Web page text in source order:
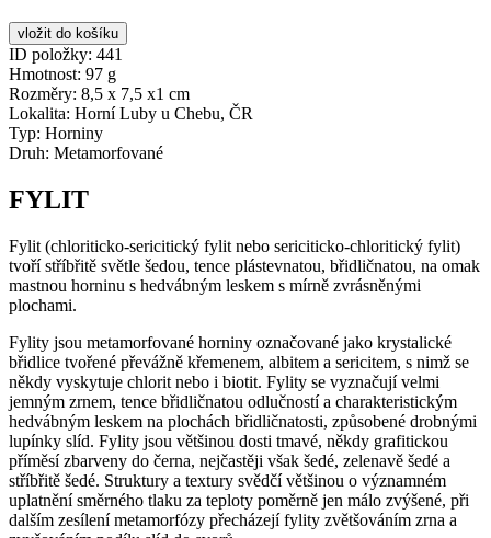
ID položky: 441
Hmotnost: 97 g
Rozměry: 8,5 x 7,5 x1 cm
Lokalita: Horní Luby u Chebu, ČR
Typ: Horniny
Druh: Metamorfované
FYLIT
Fylit (chloriticko-sericitický fylit nebo sericiticko-chloritický fylit)
tvoří stříbřitě světle šedou, tence plástevnatou, břidličnatou, na omak
mastnou horninu s hedvábným leskem s mírně zvrásněnými
plochami.
Fylity jsou metamorfované horniny označované jako krystalické
břidlice tvořené převážně křemenem, albitem a sericitem, s nimž se
někdy vyskytuje chlorit nebo i biotit. Fylity se vyznačují velmi
jemným zrnem, tence břidličnatou odlučností a charakteristickým
hedvábným leskem na plochách břidličnatosti, způsobené drobnými
lupínky slíd. Fylity jsou většinou dosti tmavé, někdy grafitickou
příměsí zbarveny do černa, nejčastěji však šedé, zelenavě šedé a
stříbřitě šedé. Struktury a textury svědčí většinou o významném
uplatnění směrného tlaku za teploty poměrně jen málo zvýšené, při
dalším zesílení metamorfózy přecházejí fylity zvětšováním zrna a